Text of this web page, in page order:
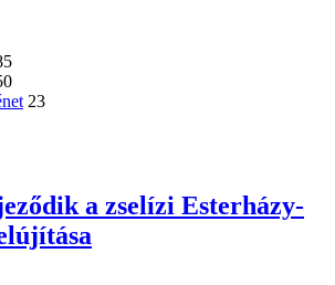
23
a zselízi Esterházy-